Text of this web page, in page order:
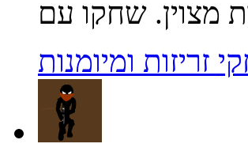
זריזות ומיומנות